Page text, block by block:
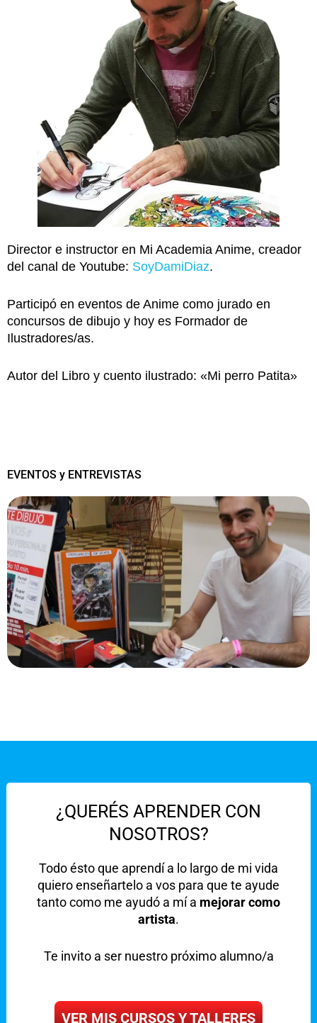
Director e instructor en Mi Academia Anime, creador
del canal de Youtube: SoyDamiDiaz.
Participó en eventos de Anime como jurado en
concursos de dibujo y hoy es Formador de
Ilustradores/as.
Autor del Libro y cuento ilustrado: «Mi perro Patita»
EVENTOS y ENTREVISTAS
¿QUERÉS APRENDER CON
NOSOTROS?
Todo ésto que aprendí a lo largo de mi vida
quiero enseñartelo a vos para que te ayude
tanto como me ayudó a mí a mejorar como
artista.
Te invito a ser nuestro próximo alumno/a
VER MIS CURSOS Y TALLERES